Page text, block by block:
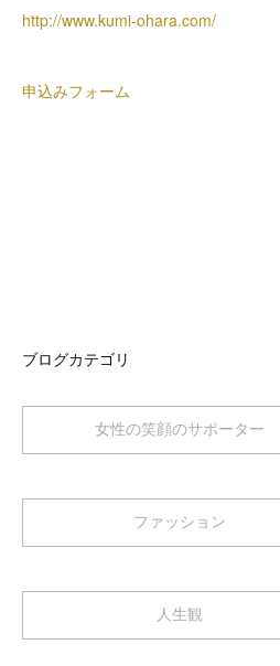
http://www.kumi-ohara.com/
申込みフォーム
ブログカテゴリ
女性の笑顔のサポーター
ファッション
人生観